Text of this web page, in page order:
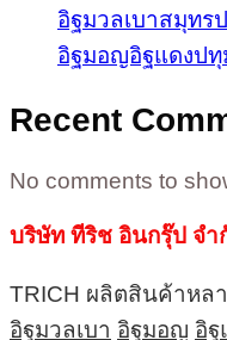
อิฐมวลเบาสมุทร
อิฐมอญอิฐแดงปทุ
Recent
No comments to
บริษัท ทีริช อินกรุ๊ป จำ
TRICH ผลิตสินค้าหล
อิฐมวลเบา อิฐมอญ อิฐ